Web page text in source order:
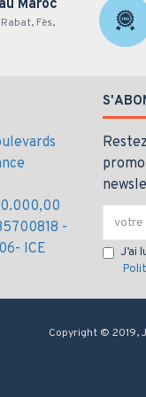
Maroc
Fès,
-
ICE
J’ai
Copyright © 2019,